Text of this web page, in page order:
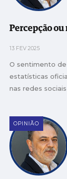
Percepção ou
13 FEV 2025
O sentimento
estatísticas
nas redes sociais
OPINIÃO